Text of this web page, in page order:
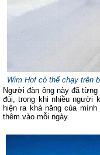
Wim Hof có thể chạy trên
Người đàn ông này đã
đùi, trong khi nhiều người
hiện ra khả năng của
thêm vào mỗi ngày.